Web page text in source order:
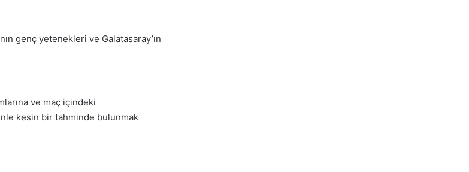
genç yetenekleri ve Galatasaray’ın
ve maç içindeki
kesin bir tahminde bulunmak